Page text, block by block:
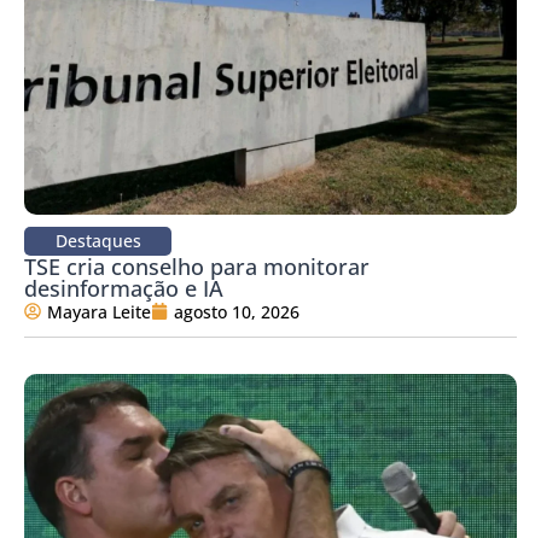
Destaques
TSE cria conselho para monitorar
desinformação e IA
Mayara Leite agosto 10, 2026